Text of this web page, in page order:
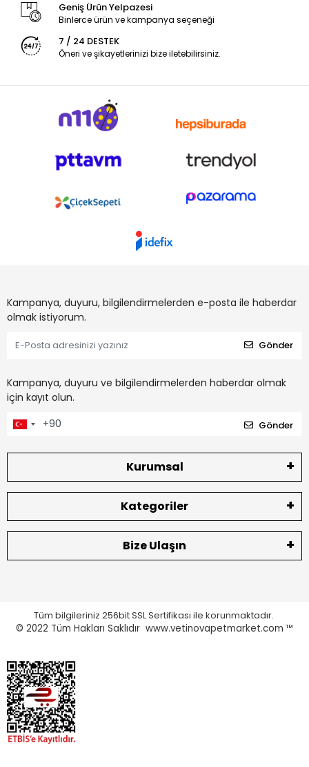
Geniş Ürün Yelpazesi
Binlerce ürün ve kampanya seçeneği
7 / 24 DESTEK
Öneri ve şikayetlerinizi bize iletebilirsiniz.
Kampanya, duyuru, bilgilendirmelerden e-posta ile haberdar
olmak istiyorum.
Gönder
Kampanya, duyuru ve bilgilendirmelerden haberdar olmak
için kayıt olun.
Gönder
Kurumsal
Kategoriler
Bize Ulaşın
Tüm bilgileriniz 256bit SSL Sertifikası ile korunmaktadır.
© 2022 Tüm Hakları Saklıdır www.vetinovapetmarket.com ™